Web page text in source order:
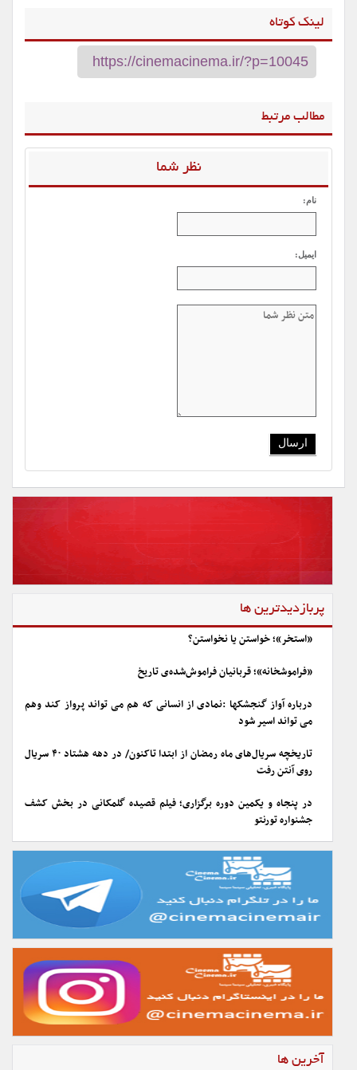
لینک کوتاه
مطالب مرتبط
نظر شما
نام:
ایمیل:
پربازدیدترین ها
«استخر»؛ خواستن یا نخواستن؟
«فراموشخانه»؛ قربانیان فراموش‌شده‌ی تاریخ
درباره آواز گنجشکها :نمادی از انسانی که هم می تواند پرواز کند وهم
می تواند اسیر شود
تاریخچه سریال‌های ماه رمضان از ابتدا تاکنون/ در دهه هشتاد ۴۰ سریال
روی آنتن رفت
در پنجاه و یکمین دوره برگزاری؛ فیلم قصیده گلمکانی در بخش کشف
جشنواره تورنتو
آخرین ها